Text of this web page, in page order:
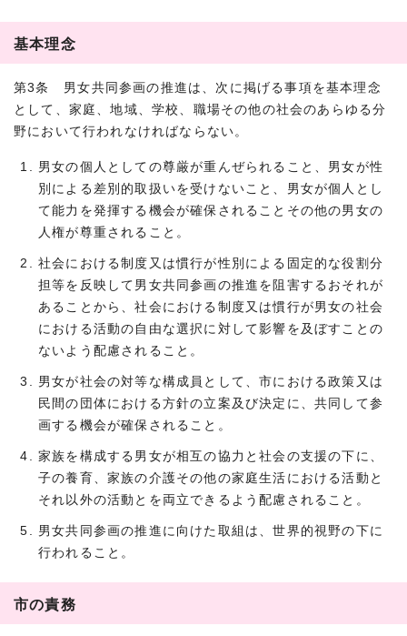
基本理念
第3条 男女共同参画の推進は、次に掲げる事項を基本理念
として、家庭、地域、学校、職場その他の社会のあらゆる分
野において行われなければならない。
男女の個人としての尊厳が重んぜられること、男女が性
別による差別的取扱いを受けないこと、男女が個人とし
て能力を発揮する機会が確保されることその他の男女の
人権が尊重されること。
社会における制度又は慣行が性別による固定的な役割分
担等を反映して男女共同参画の推進を阻害するおそれが
あることから、社会における制度又は慣行が男女の社会
における活動の自由な選択に対して影響を及ぼすことの
ないよう配慮されること。
男女が社会の対等な構成員として、市における政策又は
民間の団体における方針の立案及び決定に、共同して参
画する機会が確保されること。
家族を構成する男女が相互の協力と社会の支援の下に、
子の養育、家族の介護その他の家庭生活における活動と
それ以外の活動とを両立できるよう配慮されること。
男女共同参画の推進に向けた取組は、世界的視野の下に
行われること。
市の責務